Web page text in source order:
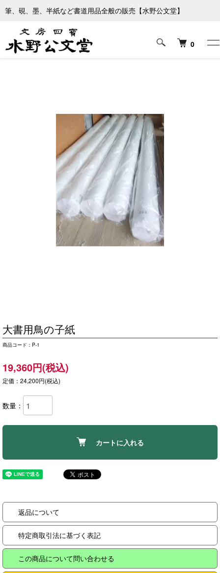
筆、硯、墨、半紙など書道用品全般の販売【水野公文堂】
0
ホーム パフォーマンス用品
大書用鳥の子紙
商品コード：P-1
19,360円(税込)
定価：24,200円(税込)
数量：
カートに入れる
返品について
特定商取引法に基づく表記
この商品について問い合わせる